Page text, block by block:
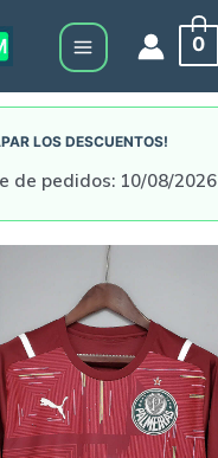
Main
Menu
0
LOS DESCUENTOS!
de pedidos: 10/08/2026